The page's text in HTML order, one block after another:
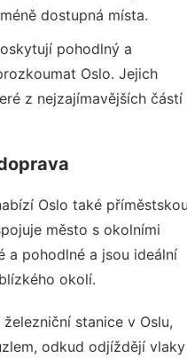
dostupná místa.
pohodlný a
Oslo. Jejich
z nejzajímavějších částí
Oslo také
město s okolními
a pohodlné a jsou ideální
okolí.
železniční stanice v Oslu,
odkud odjíždějí vlaky